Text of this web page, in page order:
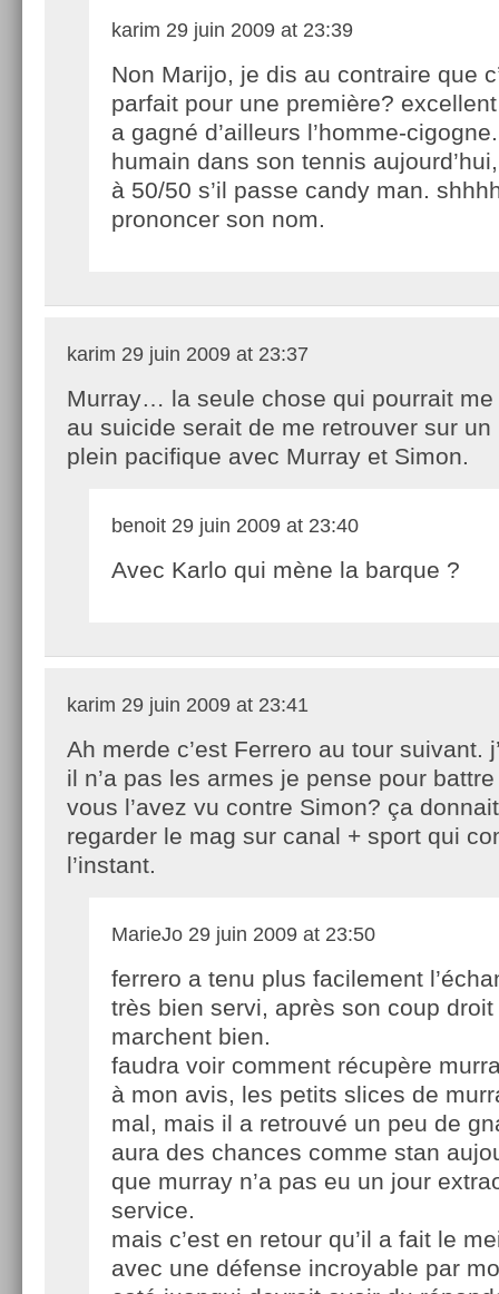
karim 29 juin 2009 at 23:39
Non Marijo, je dis au contraire que
parfait pour une première?
a gagné d’ailleurs l’homme-
humain dans son tennis
à 50/50 s’il passe candy man.
prononcer son nom.
karim 29 juin 2009 at 23:37
Murray… la seule chose qui pourrait me
au suicide serait de me retrouver sur un
plein pacifique avec Murray et Simon.
benoit 29 juin 2009 at 23:40
Avec Karlo qui mène la barque ?
karim 29 juin 2009 at 23:41
Ah merde c’est Ferrero au tour suivant.
il n’a pas les armes je pense pour
vous l’avez vu contre Simon? ça
regarder le mag sur canal + sport qui
l’instant.
MarieJo 29 juin 2009 at 23:50
ferrero a tenu plus facilement
très bien servi, après son coup
marchent bien.
faudra voir comment récupère
à mon avis, les petits slices de
mal, mais il a retrouvé un peu de
aura des chances comme stan
que murray n’a pas eu un jour
service.
mais c’est en retour qu’il a fait le
avec une défense incroyable par